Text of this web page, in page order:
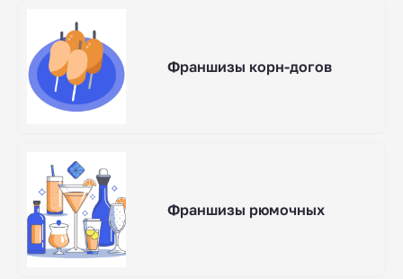
Франшизы корн-догов
Франшизы рюмочных